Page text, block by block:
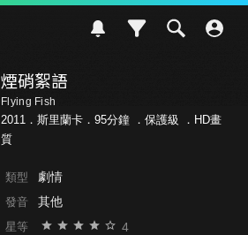
煙硝絮語
Flying Fish
2011．斯里蘭卡．95分鐘 ． 保護級
．HD畫
質
類型 劇情
發音 其他
星等 4